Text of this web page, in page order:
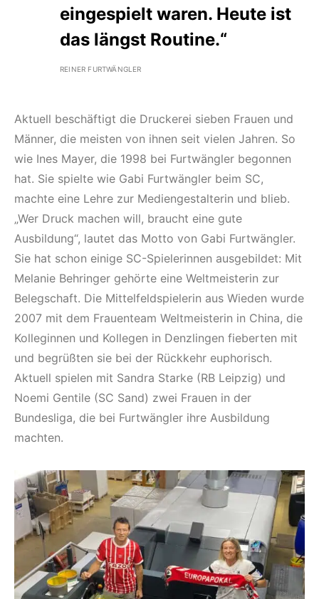
eingespielt waren. Heute ist
das längst Routine.“
REINER FURTWÄNGLER
Aktuell beschäftigt die Druckerei sieben Frauen und
Männer, die meisten von ihnen seit vielen Jahren. So
wie Ines Mayer, die 1998 bei Furtwängler begonnen
hat. Sie spielte wie Gabi Furtwängler beim SC,
machte eine Lehre zur Mediengestalterin und blieb.
„Wer Druck machen will, braucht eine gute
Ausbildung“, lautet das Motto von Gabi Furtwängler.
Sie hat schon einige SC-Spielerinnen ausgebildet: Mit
Melanie Behringer gehörte eine Weltmeisterin zur
Belegschaft. Die Mittelfeldspielerin aus Wieden wurde
2007 mit dem Frauenteam Weltmeisterin in China, die
Kolleginnen und Kollegen in Denzlingen fieberten mit
und begrüßten sie bei der Rückkehr euphorisch.
Aktuell spielen mit Sandra Starke (RB Leipzig) und
Noemi Gentile (SC Sand) zwei Frauen in der
Bundesliga, die bei Furtwängler ihre Ausbildung
machten.